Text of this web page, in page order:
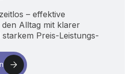
– effektive
Alltag mit klarer
Preis-Leistungs-